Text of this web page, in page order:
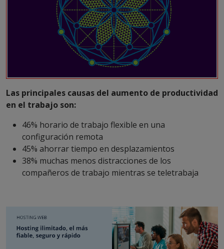
Las principales causas del aumento de productividad
en el trabajo son:
46% horario de trabajo flexible en una
configuración remota
45% ahorrar tiempo en desplazamientos
38% muchas menos distracciones de los
compañeros de trabajo mientras se teletrabaja